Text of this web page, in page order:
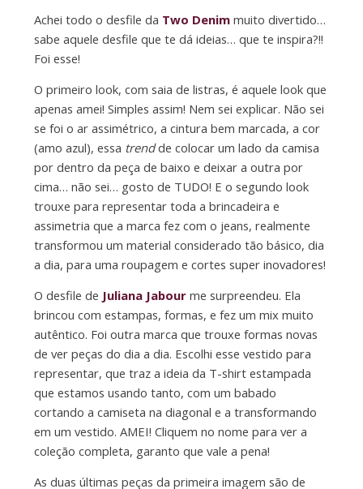
Achei todo o desfile da Two Denimmuito divertido…
sabe aquele desfile que te dá ideias… que te inspira?!!
Foi esse!
O primeiro look, com saia de listras, é aquele look que
apenas amei! Simples assim! Nem sei explicar. Não sei
se foi o ar assimétrico, a cintura bem marcada, a cor
(amo azul), essa trendde colocar um lado da camisa
por dentro da peça de baixo e deixar a outra por
cima… não sei… gosto de TUDO! E o segundo look
trouxe para representar toda a brincadeira e
assimetria que a marca fez com o jeans, realmente
transformou um material considerado tão básico, dia
a dia, para uma roupagem e cortes super inovadores!
O desfile de Juliana Jabourme surpreendeu. Ela
brincou com estampas, formas, e fez um mix muito
autêntico. Foi outra marca que trouxe formas novas
de ver peças do dia a dia. Escolhi esse vestido para
representar, que traz a ideia da T-shirt estampada
que estamos usando tanto, com um babado
cortando a camiseta na diagonal e a transformando
em um vestido. AMEI! Cliquem no nome para ver a
coleção completa, garanto que vale a pena!
As duas últimas peças da primeira imagem são de